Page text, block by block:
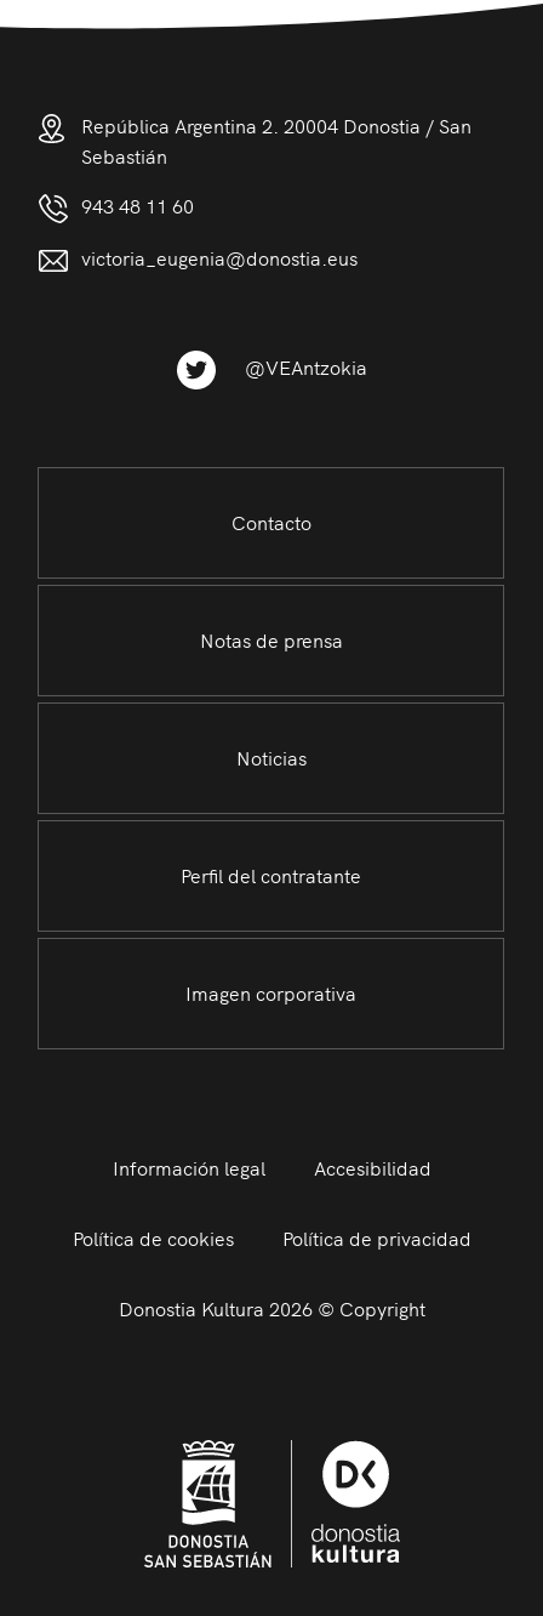
República Argentina 2. 20004 Donostia / San
Sebastián
943 48 11 60
victoria_eugenia@donostia.eus
@VEAntzokia
Contacto
Notas de prensa
Noticias
Perfil del contratante
Imagen corporativa
Información legal Accesibilidad
Política de cookies Política de privacidad
Donostia Kultura 2026 © Copyright